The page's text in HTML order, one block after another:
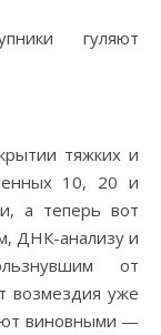
тяжких и
10, 20 и
а теперь вот
ДНК-анализу и
от
возмездия уже
виновными —